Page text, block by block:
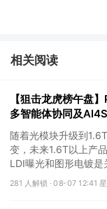
相关阅读
【狙击龙虎榜午盘
多智能体协同及
随着光模块升级到
变，未来1.6T以上产
LDI曝光和图形电镀
望凭借其解析度更高
281 人解锁 ·08-07 12:41